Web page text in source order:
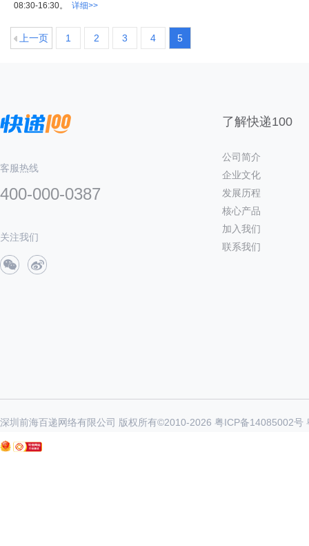
08:30-16:30。 详细>>
上一页 1 2 3 4 5
客服热线
400-000-0387
关注我们
了解快递100
公司简介
企业文化
发展历程
核心产品
加入我们
联系我们
深圳前海百递网络有限公司 版权所有©2010-2026 粤ICP备14085002号